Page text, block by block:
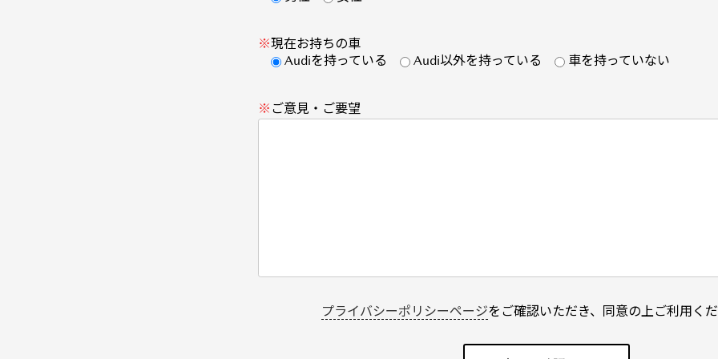
※現在お持ちの車
Audiを持っている
Audi以外を持っている 車を持っていない
※ ご意見・ご要望
プライバシーポリシーページをご確認いただき、同意の上ご利用く